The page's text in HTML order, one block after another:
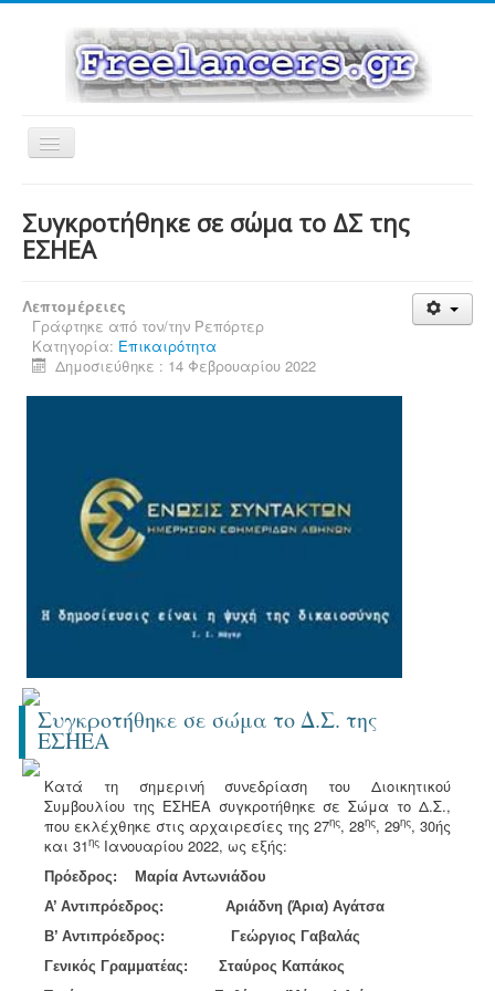
Εναλλαγή
πλοήγησης
Συγκροτήθηκε σε σώμα το ΔΣ της
ΕΣΗΕΑ
Λεπτομέρειες
Γράφτηκε από τον/την Ρεπόρτερ
Κατηγορία: Επικαιρότητα
Δημοσιεύθηκε : 14 Φεβρουαρίου 2022
Συγκροτήθηκε σε σώμα το Δ.Σ. της
ΕΣΗΕΑ
Κατά τη σημερινή συνεδρίαση του Διοικητικού
Συμβουλίου της ΕΣΗΕΑ συγκροτήθηκε σε Σώμα το Δ.Σ.,
που εκλέχθηκε στις αρχαιρεσίες της 27ης, 28ης, 29ης, 30ής
και 31ης Ιανουαρίου 2022, ως εξής:
Πρόεδρος: Μαρία Αντωνιάδου
Α’ Αντιπρόεδρος: Αριάδνη (Άρια) Αγάτσα
Β’ Αντιπρόεδρος: Γεώργιος Γαβαλάς
Γενικός Γραμματέας: Σταύρος Καπάκος